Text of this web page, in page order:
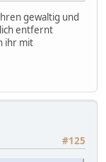
gewaltig und
entfernt
ihr mit
#125